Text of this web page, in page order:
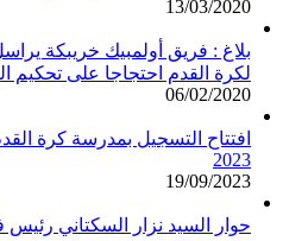
13/03/2020
بلاغ : فريق أولمبيك خريبكة
لكرة القدم احتجاجا على تحكيم
06/02/2020
2023
19/09/2023
حوار السيد نزار السكتاني